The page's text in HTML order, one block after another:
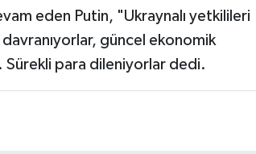
eden Putin, "Ukraynalı yetkilileri
güncel ekonomik
Sürekli para dileniyorlar dedi.